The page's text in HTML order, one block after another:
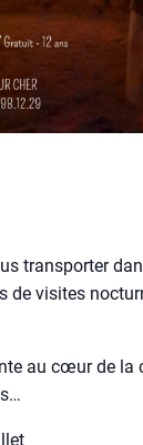
transporter
de visites
au cœur de la